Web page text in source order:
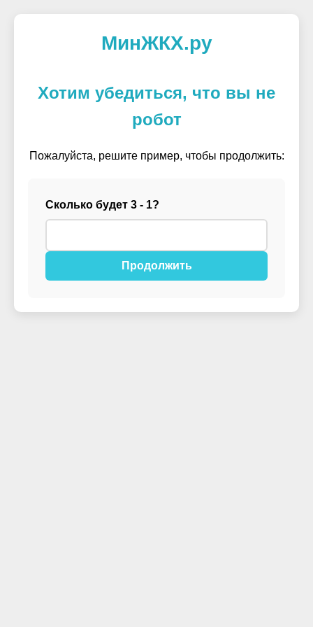
МинЖКХ.ру
Хотим убедиться, что вы не
робот
Пожалуйста, решите пример, чтобы продолжить:
Сколько будет 3 - 1?
Продолжить